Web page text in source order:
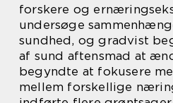
forskere og
undersøge
sundhed, og gradvist
af sund aftensmad at
begyndte at fokusere
mellem forskellige